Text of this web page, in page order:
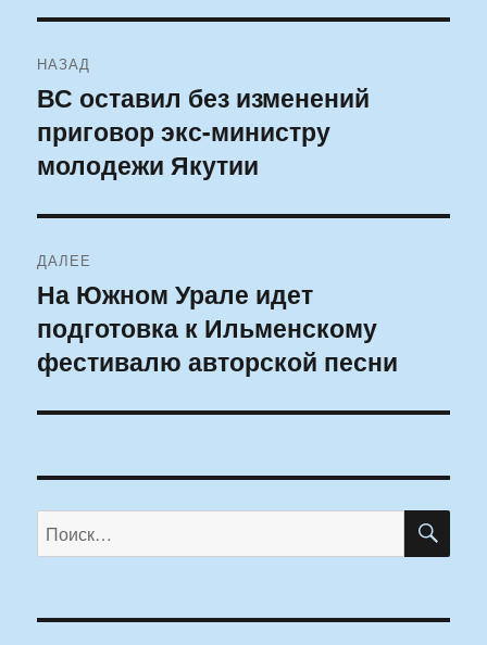
по
записям
НАЗАД
Предыдущая
запись:
ВС оставил без изменений
приговор экс-министру
молодежи Якутии
ДАЛЕЕ
Следующая
запись:
На Южном Урале идет
подготовка к Ильменскому
фестивалю авторской песни
Искать: